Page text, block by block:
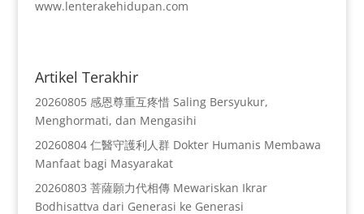
www.lenterakehidupan.com
Artikel Terakhir
20260805 感恩尊重互疼惜 Saling Bersyukur,
Menghormati, dan Mengasihi
20260804 仁醫守護利人群 Dokter Humanis Membawa
Manfaat bagi Masyarakat
20260803 菩薩願力代相傳 Mewariskan Ikrar
Bodhisattva dari Generasi ke Generasi